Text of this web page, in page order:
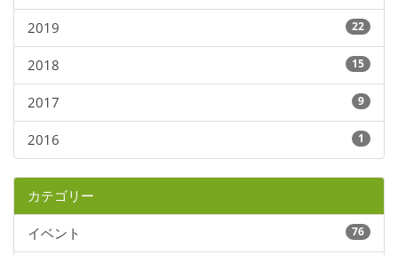
2019 22
2018 15
2017 9
2016 1
カテゴリー
イベント 76